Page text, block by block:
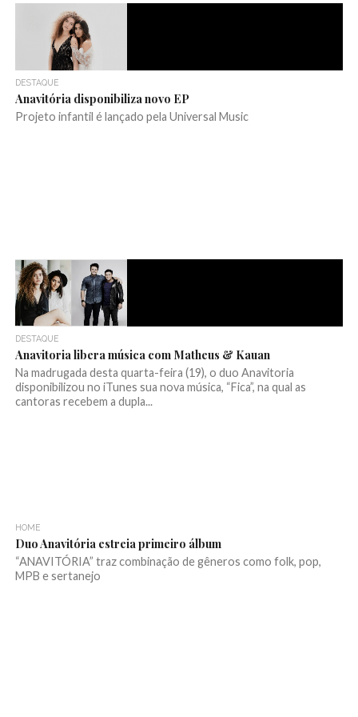
DESTAQUE
Anavitória disponibiliza novo EP
Projeto infantil é lançado pela Universal Music
DESTAQUE
Anavitoria libera música com Matheus & Kauan
Na madrugada desta quarta-feira (19), o duo Anavitoria
disponibilizou no iTunes sua nova música, “Fica”, na qual as
cantoras recebem a dupla...
HOME
Duo Anavitória estreia primeiro álbum
“ANAVITÓRIA” traz combinação de gêneros como folk, pop,
MPB e sertanejo